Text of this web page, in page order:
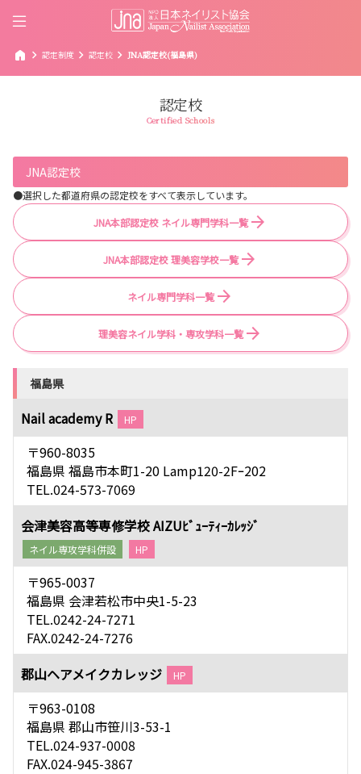
home chevron_right 認定制度 chevron_right 認定校 chevron_right JNA認定校(福島県)
認定校
Certified Schools
JNA認定校
●選択した都道府県の認定校をすべて表示しています。
JNA本部認定校 ネイル専門学科一覧
JNA本部認定校 理美容学校一覧
ネイル専門学科一覧
理美容ネイル学科・専攻学科一覧
福島県
Nail academy R HP
〒960-8035
福島県 福島市本町1-20 Lamp120-2Fｰ202
TEL.024-573-7069
会津美容高等専修学校 AIZUﾋﾞｭｰﾃｨｰｶﾚｯｼﾞ
ネイル専攻学科併設 HP
〒965-0037
福島県 会津若松市中央1-5-23
TEL.0242-24-7271
FAX.0242-24-7276
郡山ヘアメイクカレッジ
HP
〒963-0108
福島県 郡山市笹川3-53-1
TEL.024-937-0008
FAX.024-945-3867